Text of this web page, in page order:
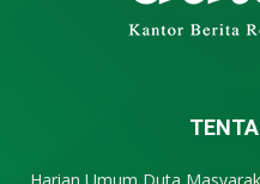
Harian Umum Duta